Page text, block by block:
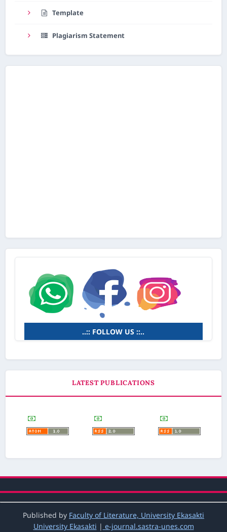
Template
Plagiarism Statement
..:: FOLLOW US ::..
LATEST PUBLICATIONS
Published by Faculty of Literature, University Ekasakti
University Ekasakti | e-journal.sastra-unes.com